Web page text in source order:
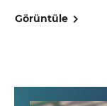
Görüntüle